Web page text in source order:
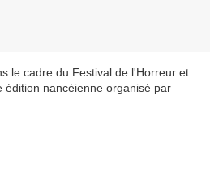
le cadre du Festival de l'Horreur et
édition nancéienne organisé par